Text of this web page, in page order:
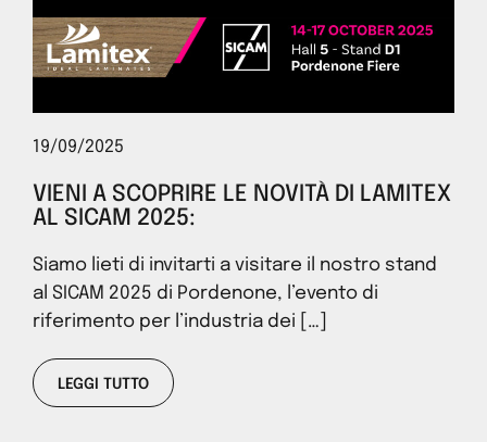
19/09/2025
VIENI A SCOPRIRE LE NOVITÀ DI LAMITEX
AL SICAM 2025:
Siamo lieti di invitarti a visitare il nostro stand
al SICAM 2025 di Pordenone, l’evento di
riferimento per l’industria dei […]
LEGGI TUTTO